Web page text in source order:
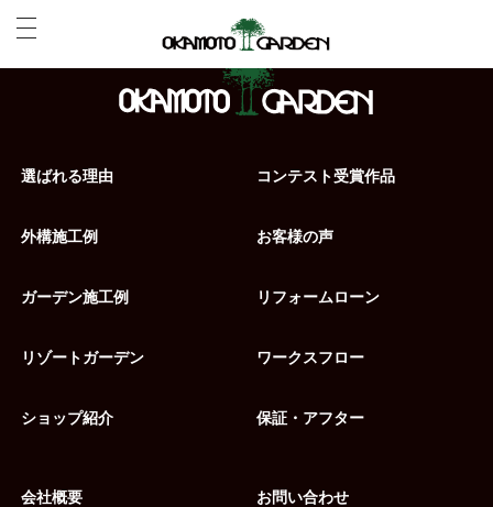
選ばれる理由
外構施工例
ガーデン施工例
リゾートガーデン
ショップ紹介
コンテスト受賞作品
お客様の声
リフォームローン
ワークスフロー
保証・アフター
会社概要 お問い合わせ